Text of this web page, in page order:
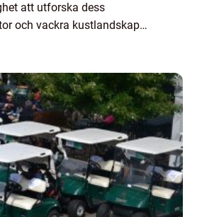
att utforska dess
och vackra kustlandskap